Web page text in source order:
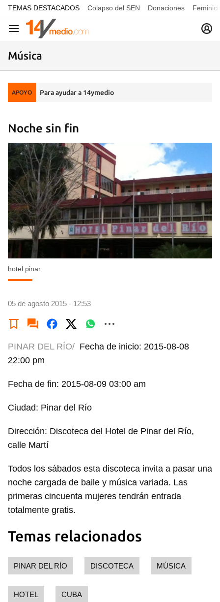
common.go-to-content
TEMAS DESTACADOS Colapso del SEN Donaciones
Navegación
Música
APOYO Para ayudar a 14ymedio
Noche sin fin
hotel pinar
05 de agosto 2015 - 12:53
PINAR DEL RÍO/ Fecha de inicio: 2015-08-08
22:00 pm
Fecha de fin: 2015-08-09 03:00 am
Ciudad: Pinar del Río
Dirección: Discoteca del Hotel de Pinar del Río,
calle Martí
Todos los sábados esta discoteca invita a pasar una
noche cargada de baile y música variada. Las
primeras cincuenta mujeres tendrán entrada
totalmente gratis.
Temas relacionados
PINAR DEL RÍO DISCOTECA MÚSICA
HOTEL CUBA